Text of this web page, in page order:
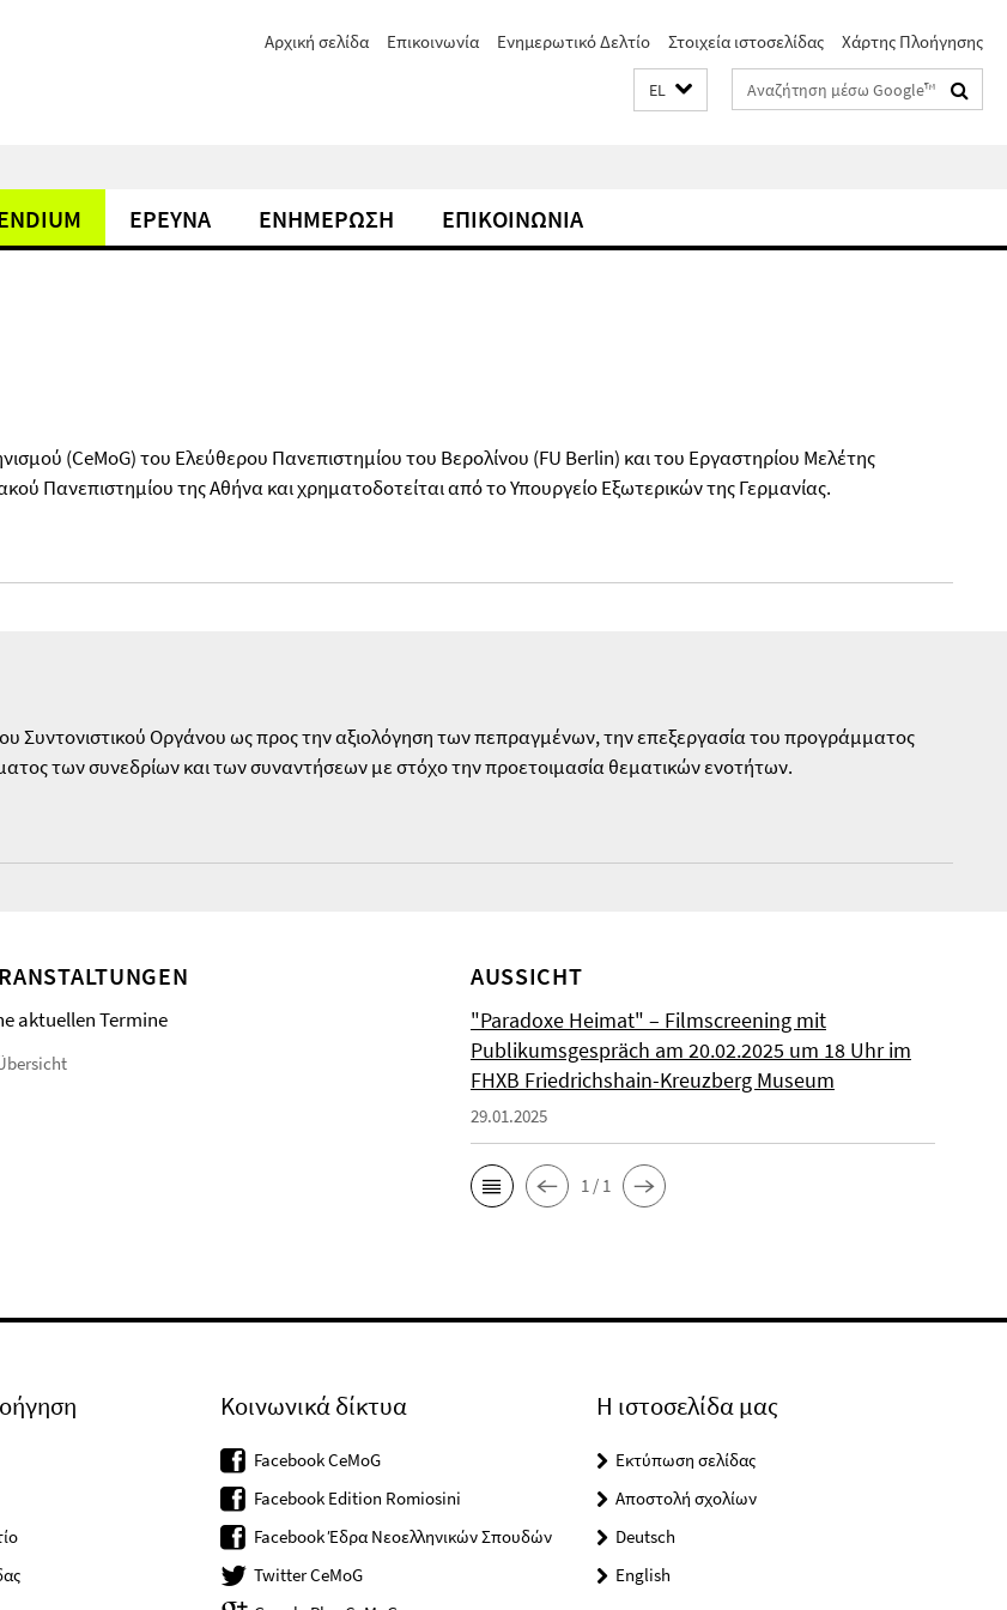
Αρχική σελίδα Επικοινωνία Ενημερωτικό Δελτίο Στοιχεία ιστοσελίδας Χάρτης Πλοήγησης
EL Suchbegriffe
ΕΡΕΥΝΑ ΕΝΗΜΕΡΩΣΗ ΕΠΙΚΟΙΝΩΝΙΑ
(CeMoG) του Ελεύθερου Πανεπιστημίου του Βερολίνου (FU Berlin) και του Εργαστηρίου Μελέτης
Πανεπιστημίου της Αθήνα και χρηματοδοτείται από το Υπουργείο Εξωτερικών της Γερμανίας.
Συντονιστικού Οργάνου ως προς την αξιολόγηση των πεπραγμένων, την επεξεργασία του προγράμματος
των συνεδρίων και των συναντήσεων με στόχο την προετοιμασία θεματικών ενοτήτων.
aktuellen Termine
AUSSICHT
"Paradoxe Heimat" – Filmscreening mit
Publikumsgespräch am 20.02.2025 um 18 Uhr im
FHXB Friedrichshain-Kreuzberg Museum
29.01.2025
1 / 1
Κοινωνικά δίκτυα
Facebook CeMoG
Facebook Edition Romiosini
Facebook Έδρα Νεοελληνικών Σπουδών
Twitter CeMoG
Η ιστοσελίδα μας
Εκτύπωση σελίδας
Αποστολή σχολίων
Deutsch
English